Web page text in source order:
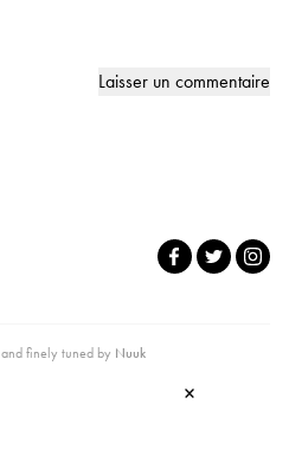
finely tuned by Nuuk
×